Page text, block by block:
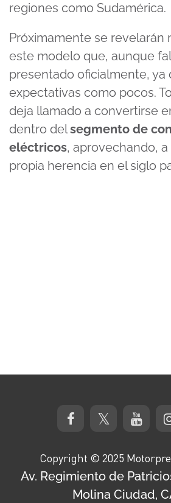
regiones como Sudamérica.
Próximamente se revelarán
este modelo que, aunque
presentado oficialmente, ya
expectativas como pocos.
deja llamado a convertirse
dentro delsegmento de
eléctricos, aprovechando, a
propia herencia en el siglo
Copyright © 2025
Av. Regimiento de
Molina Ciudad,